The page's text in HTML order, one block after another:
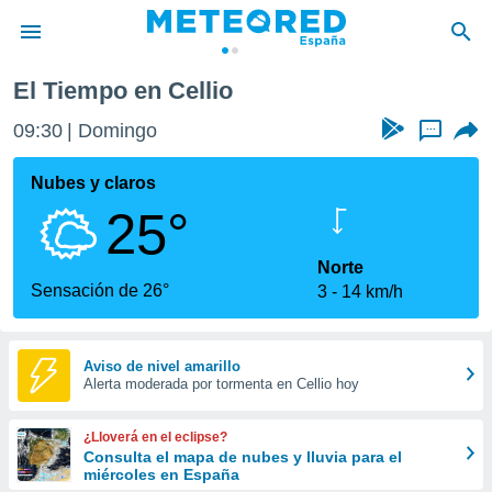
de
por
que se
calidad.
a este
las
y
forma
digital
basada
El Tiempo en Cellio
09:30 Domingo ...
Nubes y claros
25°
Sensación de 26°
Norte
3
14 km/h
Aviso de nivel amarillo
Alerta moderada por tormenta en Cellio hoy
¿Lloverá en el eclipse?
Consulta el mapa de nubes y lluvia para el
miércoles en España